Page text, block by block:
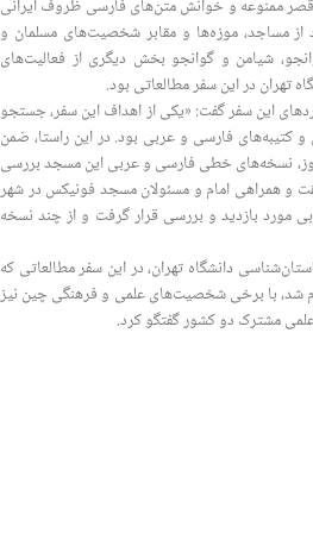
ممنوعه و خوانش متن‌های فارسی ظروف ایرانی
از مساجد، موزه‌ها و مقابر شخصیت‌های مسلمان و
شیامن و گوانجو بخش دیگری از فعالیت‌های
تهران در این سفر مطالعاتی بود.
این سفر گفت: «یکی از اهداف این سفر، جستجو
کتیبه‌های فارسی و عربی بود. در این راستا، ضمن
نسخه‌های خطی فارسی و عربی این مسجد بررسی
و همراهی امام و مسئولان مسجد فونیکس در شهر
بازدید و بررسی قرار گرفت و از چند نسخه
دانشگاه تهران، در این سفر مطالعاتی که
شد، با برخی شخصیت‌های علمی و فرهنگی چین نیز
مشترک دو کشور گفتگو کرد.